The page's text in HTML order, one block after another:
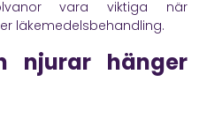
vara viktiga när
läkemedelsbehandling.
njurar hänger